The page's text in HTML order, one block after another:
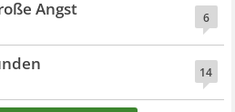
6
Angst
14